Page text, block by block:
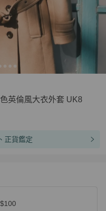
英倫風大衣外套 UK8
正貨鑑定